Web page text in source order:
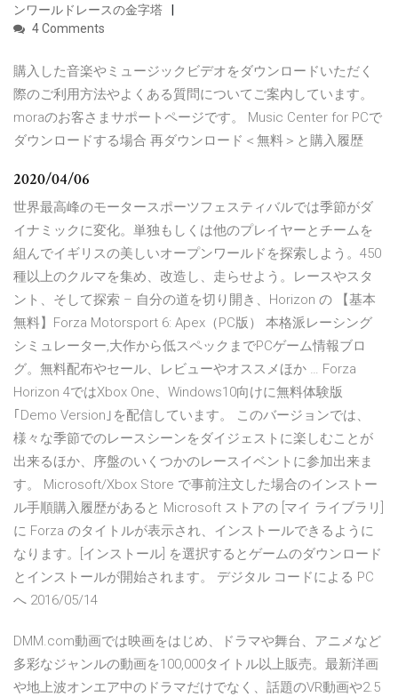
ンワールドレースの金字塔
4 Comments
購入した音楽やミュージックビデオをダウンロードいただく
際のご利用方法やよくある質問についてご案内しています。
moraのお客さまサポートページです。 Music Center for PCで
ダウンロードする場合 再ダウンロード＜無料＞と購入履歴
2020/04/06
世界最高峰のモータースポーツフェスティバルでは季節がダ
イナミックに変化。単独もしくは他のプレイヤーとチームを
組んでイギリスの美しいオープンワールドを探索しよう。450
種以上のクルマを集め、改造し、走らせよう。レースやスタ
ント、そして探索 – 自分の道を切り開き、Horizon の 【基本
無料】Forza Motorsport 6: Apex（PC版） 本格派レーシング
シミュレーター,大作から低スペックまでPCゲーム情報ブロ
グ。無料配布やセール、レビューやオススメほか … Forza
Horizon 4ではXbox One、Windows10向けに無料体験版
｢Demo Version｣を配信しています。 このバージョンでは、
様々な季節でのレースシーンをダイジェストに楽しむことが
出来るほか、序盤のいくつかのレースイベントに参加出来ま
す。 Microsoft/Xbox Store で事前注文した場合のインストー
ル手順購入履歴があると Microsoft ストアの [マイ ライブラリ]
に Forza のタイトルが表示され、インストールできるように
なります。[インストール] を選択するとゲームのダウンロード
とインストールが開始されます。 デジタル コードによる PC
へ 2016/05/14
DMM.com動画では映画をはじめ、ドラマや舞台、アニメなど
多彩なジャンルの動画を100,000タイトル以上販売。最新洋画
や地上波オンエア中のドラマだけでなく、話題のVR動画や2.5